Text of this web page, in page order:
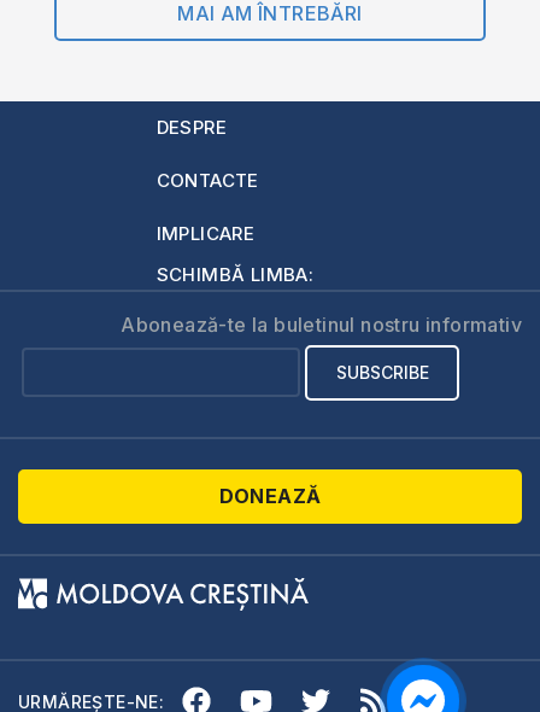
MAI AM ÎNTREBĂRI
DESPRE
CONTACTE
IMPLICARE
SCHIMBĂ LIMBA:
Abonează-te la buletinul nostru informativ
DONEAZĂ
URMĂREȘTE-NE: